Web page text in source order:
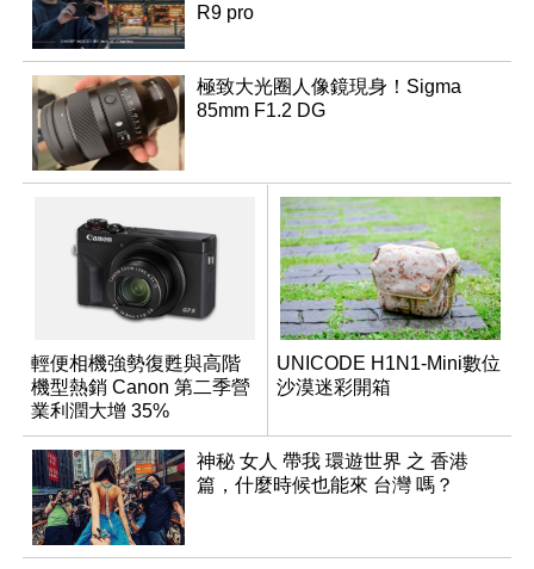
R9 pro
極致大光圈人像鏡現身！Sigma
85mm F1.2 DG
輕便相機強勢復甦與高階
機型熱銷 Canon 第二季營
業利潤大增 35%
UNICODE H1N1-Mini數位
沙漠迷彩開箱
神秘 女人 帶我 環遊世界 之 香港
篇，什麼時候也能來 台灣 嗎？